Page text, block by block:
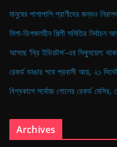
g
a
l
B
n
g
মানুষের পাশাপাশি প্রাণীদের জন্যও
মিশা-ডিপজলহীন শিল্পী সমিতির
আসছে ‘থ্রি ইডিয়টস’-এর সিক্যুয়েল:
রেকর্ড ভাঙার পথে প্রবাসী আয়, ২১
বিশ্বকাপে সর্বোচ্চ গোলের রেকর্ড মেসির,
Archives